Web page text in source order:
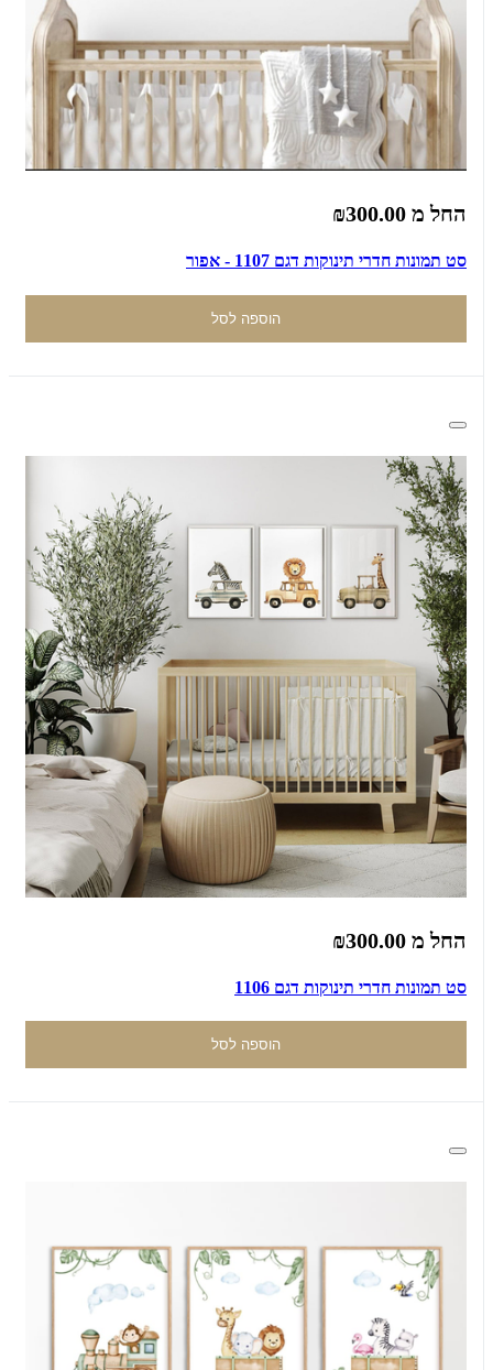
החל מ ₪300.00
סט תמונות חדרי תינוקות דגם 1107 - אפור
הוספה לסל
החל מ ₪300.00
סט תמונות חדרי תינוקות דגם 1106
הוספה לסל